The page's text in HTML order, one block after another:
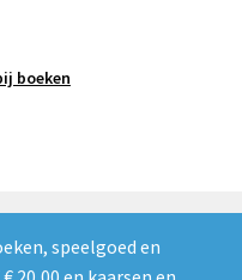
speelgoed en
boeken